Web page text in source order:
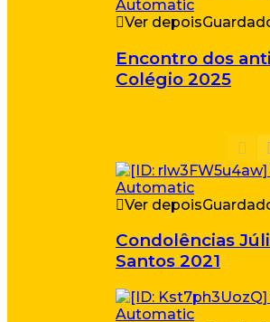
Ver depois
Encontro dos
Colégio 2025
Ver depois
Condolências
Santos 2021